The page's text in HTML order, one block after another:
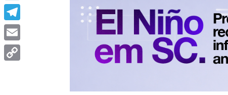
LinkedIn
Telegram
Email